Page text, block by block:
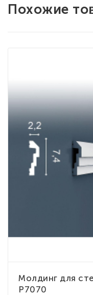
Похожие
Молдинг для
P7070